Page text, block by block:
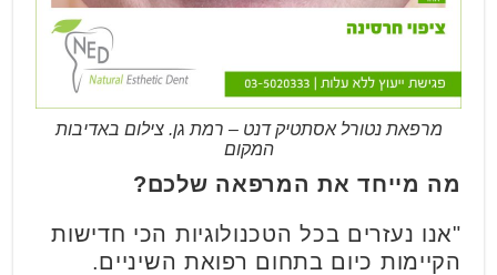
מרפאת נטורל אסתטיק דנט – רמת גן. צילום באדיבות
המקום
מה מייחד את המרפאה שלכם?
"אנו נעזרים בכל הטכנולוגיות הכי חדישות
הקיימות כיום בתחום רפואת השיניים.